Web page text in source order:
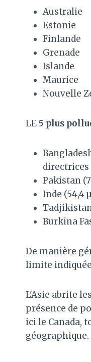
Australie
Estonie
Finlande
Grenade
Islande
Maurice
Nouvelle
LE 5 plus
directrices
Pakistan
Inde (54,4
Burkina
De manière
limite
L'Asie abrite
présence de
ici le Canada,
géographique.